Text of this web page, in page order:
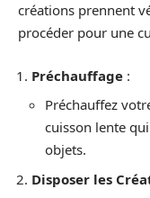
créations prennent
procéder pour une
Préchauffage :
Préchauffez
cuisson lente
objets.
Disposer les